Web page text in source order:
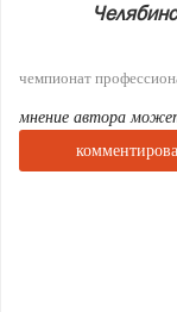
чемпионат
мнение автора